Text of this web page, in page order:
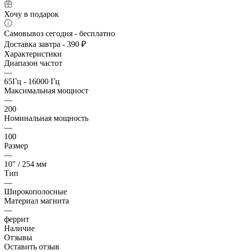
Хочу в подарок
Самовывоз сегодня - бесплатно
Доставка завтра - 390 ₽
Характеристики
Диапазон частот
—
65Гц - 16000 Гц
Максимальная мощност
—
200
Номинальная мощность
—
100
Размер
—
10" / 254 мм
Тип
—
Широкополосные
Материал магнита
—
феррит
Наличие
Отзывы
Оставить отзыв